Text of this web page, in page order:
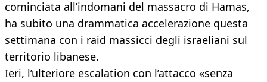
cominciata all’indomani del massacro di Hamas,
ha subito una drammatica accelerazione questa
settimana con i raid massicci degli israeliani sul
territorio libanese.
Ieri, l’ulteriore escalation con l’attacco «senza